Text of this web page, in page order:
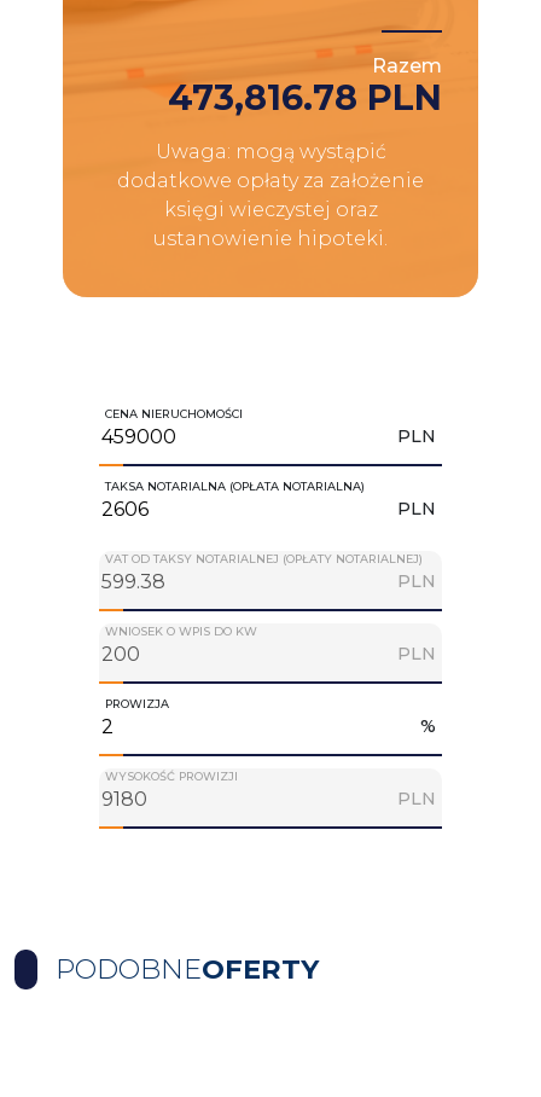
Razem
473,816.78 PLN
Uwaga: mogą wystąpić
dodatkowe opłaty za założenie
księgi wieczystej oraz
ustanowienie hipoteki.
CENA NIERUCHOMOŚCI
PLN
TAKSA NOTARIALNA (OPŁATA NOTARIALNA)
PLN
VAT OD TAKSY NOTARIALNEJ (OPŁATY NOTARIALNEJ)
PLN
WNIOSEK O WPIS DO KW
PLN
PROWIZJA
%
WYSOKOŚĆ PROWIZJI
PLN
PODOBNEOFERTY